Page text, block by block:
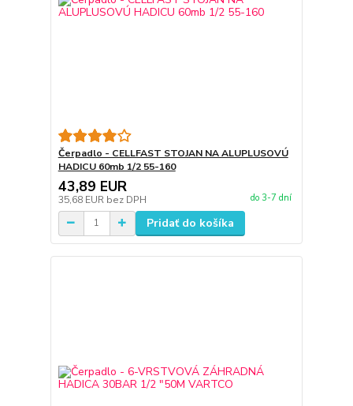
Čerpadlo - CELLFAST STOJAN NA ALUPLUSOVÚ
HADICU 60mb 1/2 55-160
43,89 EUR
35,68 EUR bez DPH do 3-7 dní
Pridať do košíka